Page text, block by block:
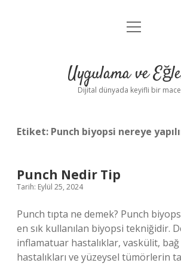
Anasayfa
Yasal Uyarı
menüyü
Uygulama ve
Dijital dünyada keyifli bir
Etiket: Punch biyopsi nereye
Punch Nedir Tip
Tarih: Eylül 25, 2024
Punch tıpta ne demek? Punch
en sık kullanılan biyopsi tekniğidir.
inflamatuar hastalıklar, vaskülit,
hastalıkları ve yüzeysel tümörlerin